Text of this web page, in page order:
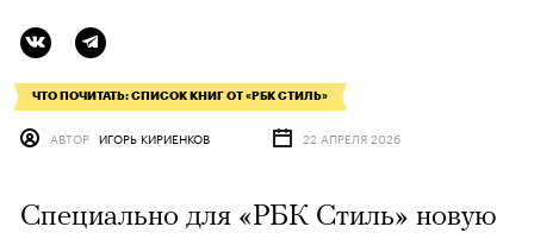
ЧТО ПОЧИТАТЬ: СПИСОК КНИГ ОТ «РБК СТИЛЬ»
АВТОР ИГОРЬ КИРИЕНКОВ 22 АПРЕЛЯ 2026
Специально для «РБК Стиль» новую